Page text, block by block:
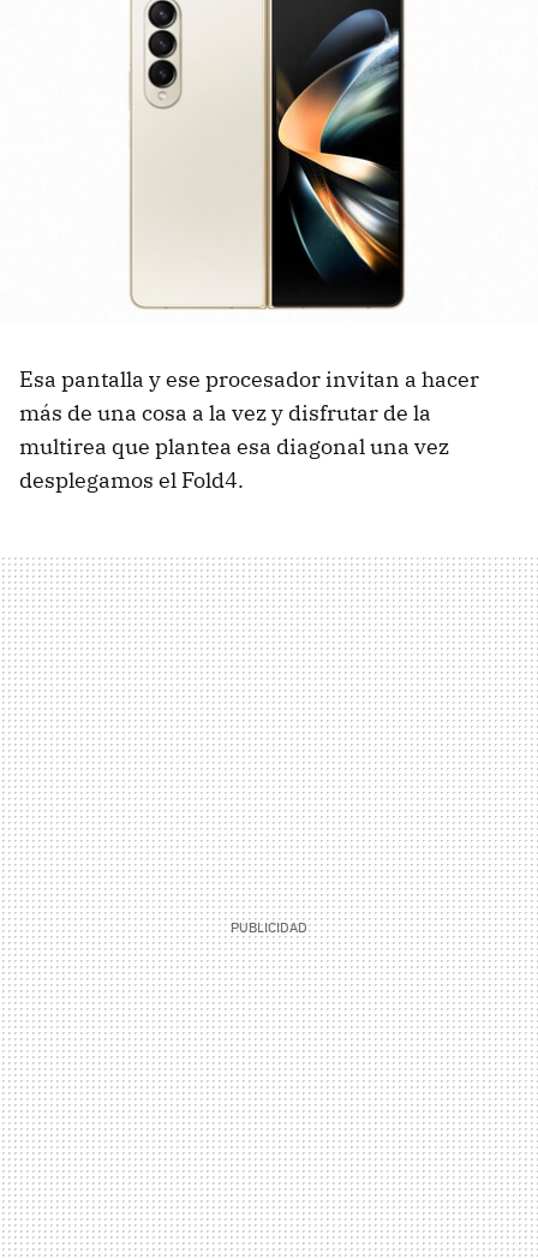
Esa pantalla y ese procesador invitan a hacer
más de una cosa a la vez y disfrutar de la
multirea que plantea esa diagonal una vez
desplegamos el Fold4.